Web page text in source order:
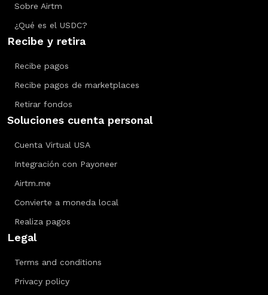
Sobre Airtm
¿Qué es el USDC?
Recibe y retira
Recibe pagos
Recibe pagos de marketplaces
Retirar fondos
Soluciones cuenta personal
Cuenta Virtual USA
Integración con Payoneer
Airtm.me
Convierte a moneda local
Realiza pagos
Legal
Terms and conditions
Privacy policy